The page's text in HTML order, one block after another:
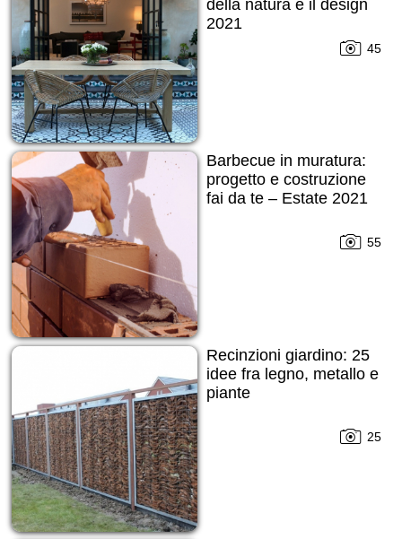
della natura e il design
2021
45
Barbecue in muratura:
progetto e costruzione
fai da te – Estate 2021
55
Recinzioni giardino: 25
idee fra legno, metallo e
piante
25